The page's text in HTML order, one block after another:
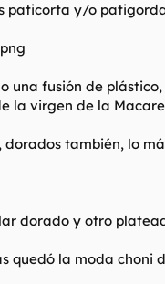
paticorta y/o
una fusión de
la virgen de la
dorados también, lo
dorado y otro
quedó la moda choni